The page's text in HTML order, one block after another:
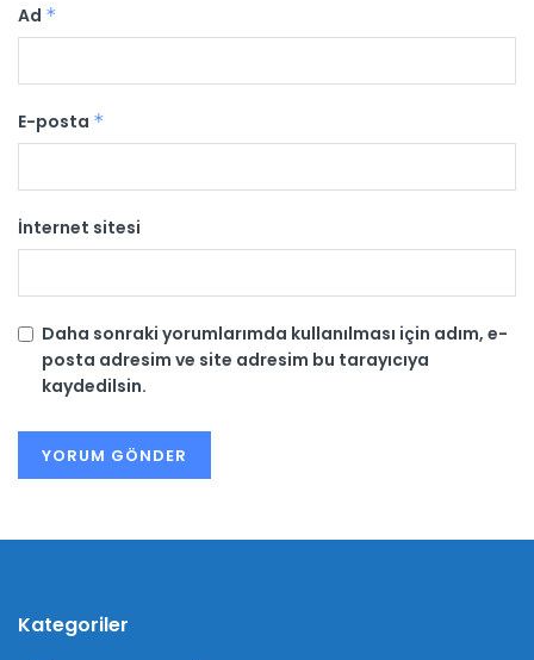
Ad *
E-posta *
İnternet sitesi
Daha sonraki yorumlarımda kullanılması için adım, e-
posta adresim ve site adresim bu tarayıcıya
kaydedilsin.
Kategoriler